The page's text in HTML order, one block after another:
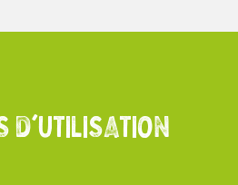
D'UTILISATION